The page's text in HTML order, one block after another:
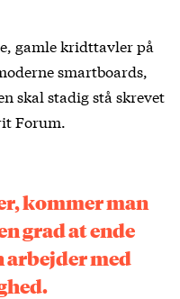
gamle kridttavler på
smartboards,
skal stadig stå skrevet
Forum.
kommer man
grad at ende
arbejder med